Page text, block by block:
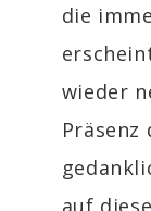
die
wieder
Präsenz
auf